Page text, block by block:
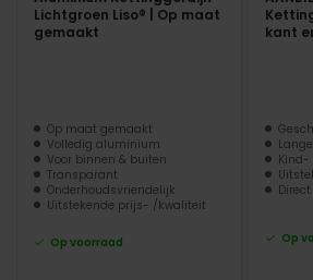
Lichtgroen Liso® | Op maat
gemaakt
Op maat gemaakt
Volledig aluminium
Voor binnen & buiten
Transparant
Onderhoudsvriendelijk
Uitstekende prijs- /kwaliteit
Op voorraad
kant
Kind-
Op